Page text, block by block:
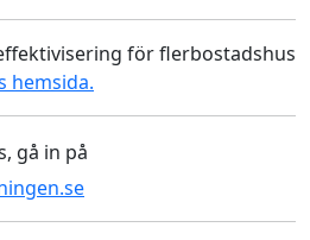
för flerbostadshus
hemsida.
gå in på